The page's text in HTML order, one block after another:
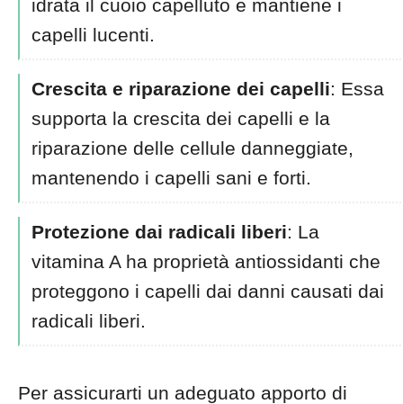
idrata il cuoio capelluto e mantiene i
capelli lucenti.
Crescita e riparazione dei capelli: Essa
supporta la crescita dei capelli e la
riparazione delle cellule danneggiate,
mantenendo i capelli sani e forti.
Protezione dai radicali liberi: La
vitamina A ha proprietà antiossidanti che
proteggono i capelli dai danni causati dai
radicali liberi.
Per assicurarti un adeguato apporto di